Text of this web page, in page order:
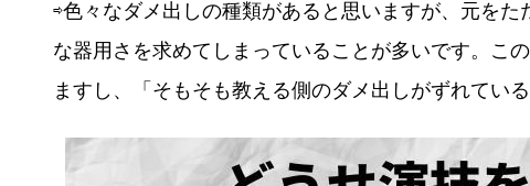
⇨色々なダメ出しの種類があると思いますが、元を
な器用さを求めてしまっていることが多いです。こ
ますし、「そもそも教える側のダメ出しがずれてい